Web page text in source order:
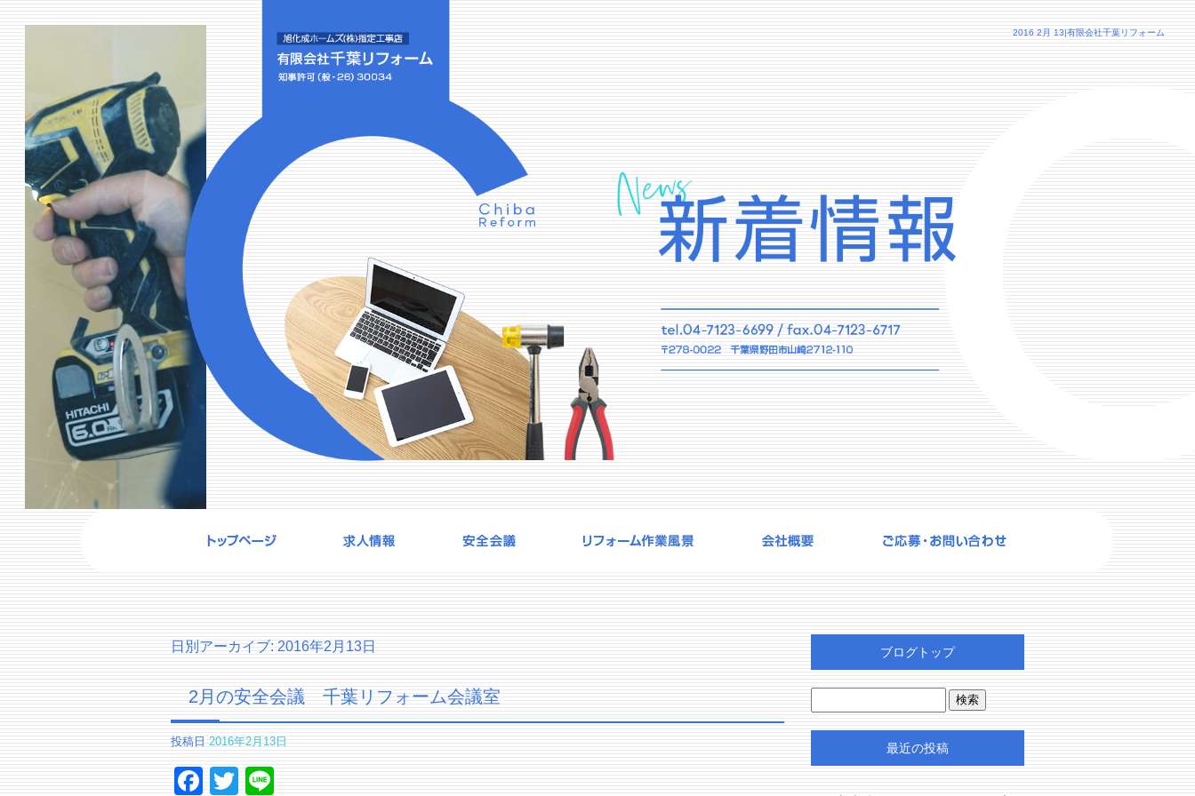
2016 2月 13|有限会社千葉リフォーム
日別アーカイブ: 2016年2月13日
2月の安全会議 千葉リフォーム会議室
投稿日 2016年2月13日
Facebook
Twitter
ブログトップ
最近の投稿